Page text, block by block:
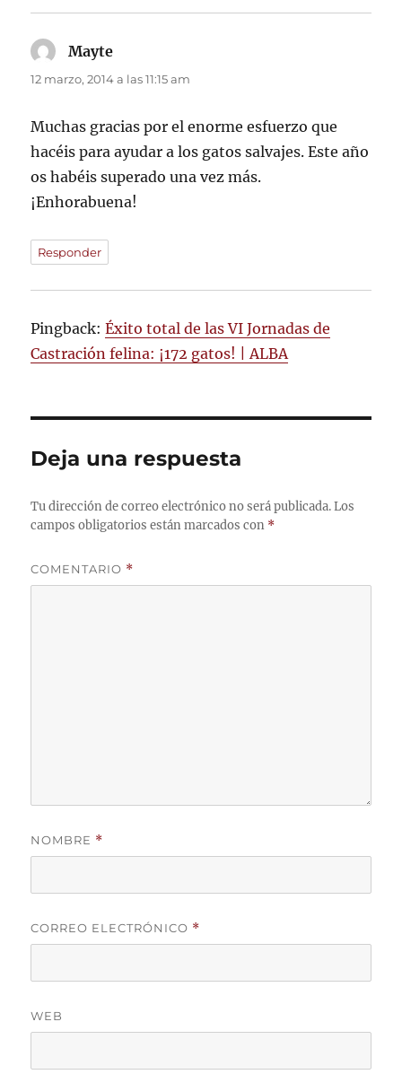
Mayte
12 marzo, 2014 a las 11:15 am
Muchas gracias por el enorme esfuerzo que
hacéis para ayudar a los gatos salvajes. Este año
os habéis superado una vez más.
¡Enhorabuena!
Responder
Pingback:Éxito total de las VI Jornadas de
Castración felina: ¡172 gatos! | ALBA
Deja una respuesta
Tu dirección de correo electrónico no será publicada. Los
campos obligatorios están marcados con *
COMENTARIO *
NOMBRE *
CORREO ELECTRÓNICO *
WEB